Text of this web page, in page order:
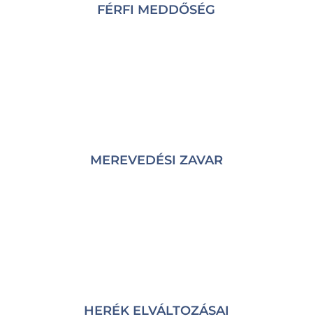
FÉRFI MEDDŐSÉG
MEREVEDÉSI ZAVAR
HERÉK ELVÁLTOZÁSAI